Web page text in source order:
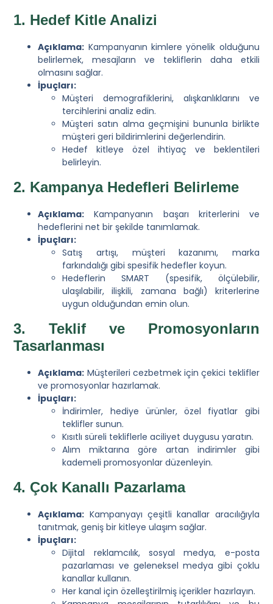
1. Hedef Kitle Analizi
Açıklama: Kampanyanın kimlere yönelik olduğunu
belirlemek, mesajların ve tekliflerin daha etkili
olmasını sağlar.
İpuçları:
Müşteri demografiklerini, alışkanlıklarını ve
tercihlerini analiz edin.
Müşteri satın alma geçmişini bununla birlikte
müşteri geri bildirimlerini değerlendirin.
Hedef kitleye özel ihtiyaç ve beklentileri
belirleyin.
2. Kampanya Hedefleri Belirleme
Açıklama: Kampanyanın başarı kriterlerini ve
hedeflerini net bir şekilde tanımlamak.
İpuçları:
Satış artışı, müşteri kazanımı, marka
farkındalığı gibi spesifik hedefler koyun.
Hedeflerin SMART (spesifik, ölçülebilir,
ulaşılabilir, ilişkili, zamana bağlı) kriterlerine
uygun olduğundan emin olun.
3. Teklif ve Promosyonların
Tasarlanması
Açıklama: Müşterileri cezbetmek için çekici teklifler
ve promosyonlar hazırlamak.
İpuçları:
İndirimler, hediye ürünler, özel fiyatlar gibi
teklifler sunun.
Kısıtlı süreli tekliflerle aciliyet duygusu yaratın.
Alım miktarına göre artan indirimler gibi
kademeli promosyonlar düzenleyin.
4. Çok Kanallı Pazarlama
Açıklama: Kampanyayı çeşitli kanallar aracılığıyla
tanıtmak, geniş bir kitleye ulaşım sağlar.
İpuçları:
Dijital reklamcılık, sosyal medya, e-posta
pazarlaması ve geleneksel medya gibi çoklu
kanallar kullanın.
Her kanal için özelleştirilmiş içerikler hazırlayın.